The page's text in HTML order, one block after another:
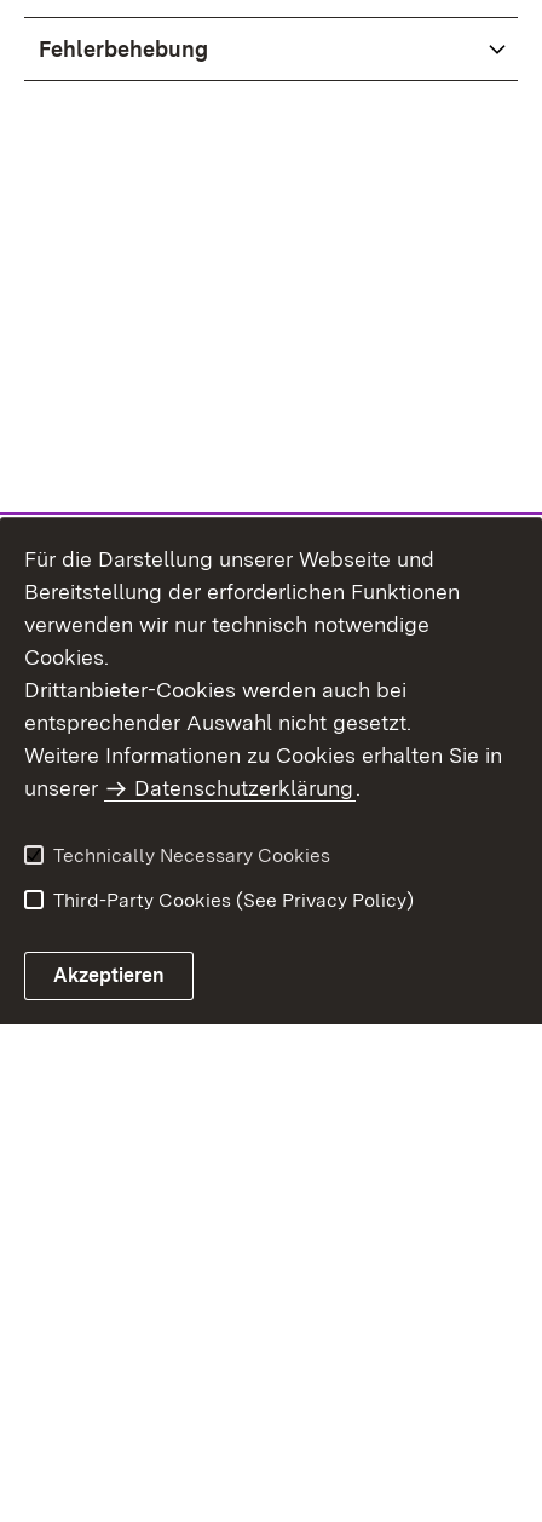
Fehlerbehebung
Site Map
Contact Us
Imprint
Data Protection
Accessibility
Für die Darstellung unserer Webseite und
Bereitstellung der erforderlichen Funktionen
verwenden wir nur technisch notwendige
Cookies.
Drittanbieter-Cookies werden auch bei
entsprechender Auswahl nicht gesetzt.
Weitere Informationen zu Cookies erhalten Sie in
unserer
Datenschutzerklärung.
Technically Necessary Cookies
Third-Party Cookies (See Privacy Policy)
Akzeptieren